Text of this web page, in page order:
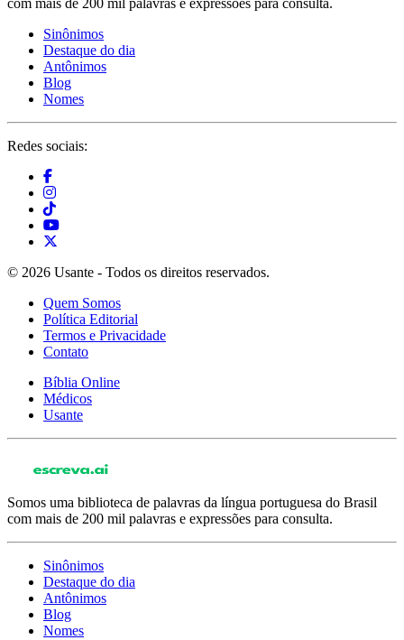
com mais de 200 mil palavras e expressões para consulta.
Sinônimos
Destaque do dia
Antônimos
Blog
Nomes
Redes sociais:
© 2026 Usante - Todos os direitos reservados.
Quem Somos
Política Editorial
Termos e Privacidade
Contato
Bíblia Online
Médicos
Usante
Somos uma biblioteca de palavras da língua portuguesa do Brasil
com mais de 200 mil palavras e expressões para consulta.
Sinônimos
Destaque do dia
Antônimos
Blog
Nomes